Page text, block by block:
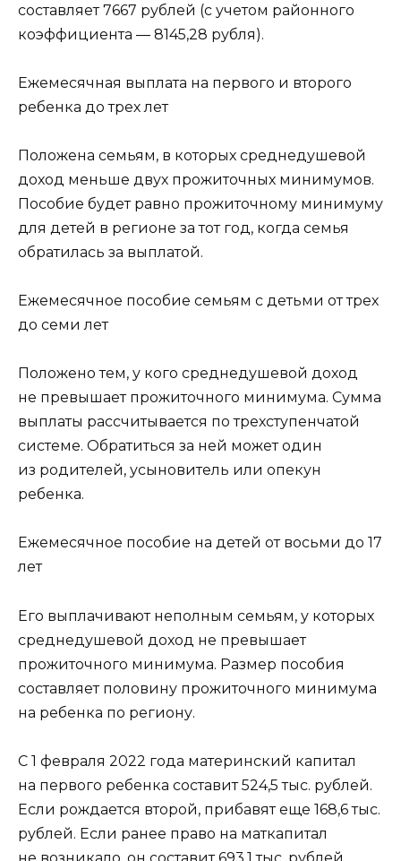
составляет 7667 рублей (с учетом районного
коэффициента ― 8145,28 рубля).
Ежемесячная выплата на первого и второго
ребенка до трех лет
Положена семьям, в которых среднедушевой
доход меньше двух прожиточных минимумов.
Пособие будет равно прожиточному минимуму
для детей в регионе за тот год, когда семья
обратилась за выплатой.
Ежемесячное пособие семьям с детьми от трех
до семи лет
Положено тем, у кого среднедушевой доход
не превышает прожиточного минимума. Сумма
выплаты рассчитывается по трехступенчатой
системе. Обратиться за ней может один
из родителей, усыновитель или опекун
ребенка.
Ежемесячное пособие на детей от восьми до 17
лет
Его выплачивают неполным семьям, у которых
среднедушевой доход не превышает
прожиточного минимума. Размер пособия
составляет половину прожиточного минимума
на ребенка по региону.
С 1 февраля 2022 года материнский капитал
на первого ребенка составит 524,5 тыс. рублей.
Если рождается второй, прибавят еще 168,6 тыс.
рублей. Если ранее право на маткапитал